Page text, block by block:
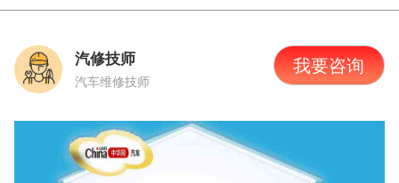
汽修技师
汽车维修技师
我要咨询